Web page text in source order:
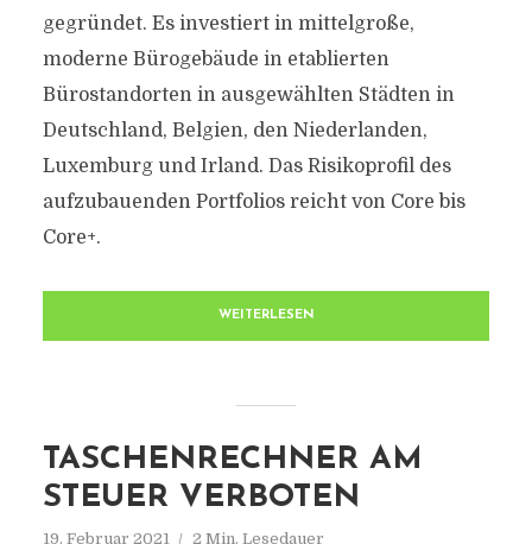
gegründet. Es investiert in mittelgroße,
moderne Bürogebäude in etablierten
Bürostandorten in ausgewählten Städten in
Deutschland, Belgien, den Niederlanden,
Luxemburg und Irland. Das Risikoprofil des
aufzubauenden Portfolios reicht von Core bis
Core+.
WEITERLESEN
TASCHENRECHNER AM
STEUER VERBOTEN
19. Februar 2021 2 Min. Lesedauer